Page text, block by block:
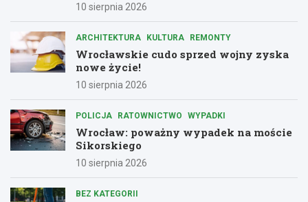
10 sierpnia 2026
ARCHITEKTURA KULTURA REMONTY
Wrocławskie cudo sprzed wojny zyska
nowe życie!
10 sierpnia 2026
POLICJA RATOWNICTWO WYPADKI
Wrocław: poważny wypadek na moście
Sikorskiego
10 sierpnia 2026
BEZ KATEGORII